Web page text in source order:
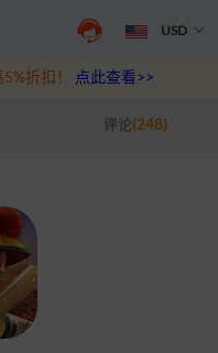
服充值
USD
优惠，热门规格更划算点此查
折扣！ 点此查看>>
评论(248)